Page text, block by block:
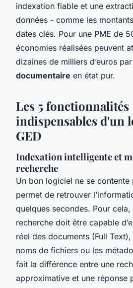
indexation fiable et une
données - comme les
dates clés. Pour une PME de
économies réalisées peuvent
dizaines de milliers d’euros par
documentaire en état pur.
Les 5 fonctionnalités
indispensables d'un
GED
Indexation intelligente et
recherche
Un bon logiciel ne se contente
permet de retrouver
quelques secondes. Pour
recherche doit être capable
réel des documents (Full
noms de fichiers ou les
fait la différence entre une
approximative et une réponse